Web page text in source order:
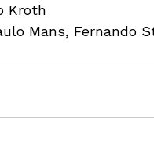
Kroth
Mans, Fernando